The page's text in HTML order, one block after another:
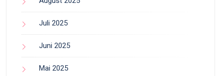
Juli 2025
Juni 2025
Mai 2025